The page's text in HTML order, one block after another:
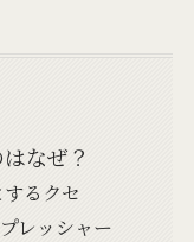
なぜ？
るクセ
レッシャー